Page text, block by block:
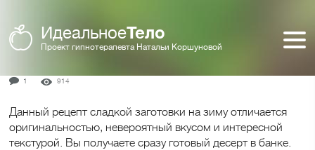
ИдеальноеТело
Проект гипнотерапевта Натальи Коршуновой
Консервированная вишня в желе на зиму
1 914
Данный рецепт сладкой заготовки на зиму отличается
оригинальностью, невероятный вкусом и интересной
текстурой. Вы получаете сразу готовый десерт в банке.